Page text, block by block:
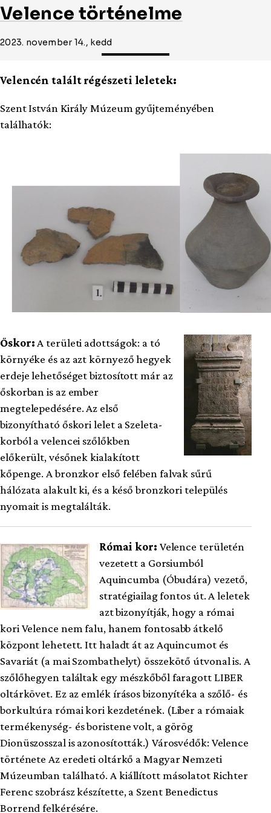
Velence történelme
2023. november 14., kedd
Velencén talált régészeti leletek:
Szent István Király Múzeum gyűjteményében
találhatók:
Őskor:A területi adottságok: a tó
környéke és az azt környező hegyek
erdeje lehetőséget biztosított már az
őskorban is az ember
megtelepedésére. Az első
bizonyítható őskori lelet a Szeleta-
korból a velencei szőlőkben
előkerült, vésőnek kialakított
kőpenge. A bronzkor első felében falvak sűrű
hálózata alakult ki, és a késő bronzkori település
nyomait is megtalálták.
Római kor: Velence területén
vezetett a Gorsiumból
Aquincumba (Óbudára) vezető,
stratégiailag fontos út. A leletek
azt bizonyítják, hogy a római
kori Velence nem falu, hanem fontosabb átkelő
központ lehetett. Itt haladt át az Aquincumot és
Savariát (a mai Szombathelyt) összekötő útvonal is. A
szőlőhegyen találtak egy mészkőből faragott LIBER
oltárkövet. Ez az emlék írásos bizonyítéka a szőlő- és
borkultúra római kori kezdetének. (Liber a rómaiak
termékenység- és boristene volt, a görög
Dionüszosszal is azonosították.) Városvédők: Velence
története Az eredeti oltárkő a Magyar Nemzeti
Múzeumban található. A kiállított másolatot Richter
Ferenc szobrász készítette, a Szent Benedictus
Borrend felkérésére.